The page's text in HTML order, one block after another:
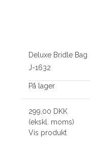
Deluxe Bridle Bag
J-1632
På lager
299,00 DKK
(ekskl. moms)
Vis produkt